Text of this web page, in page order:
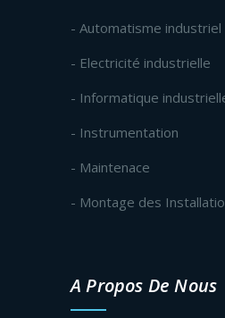
- Automatisme
- Electricité
- Informatique
- Instrumentation
- Maintenace
- Montage des
A Propos De Nous